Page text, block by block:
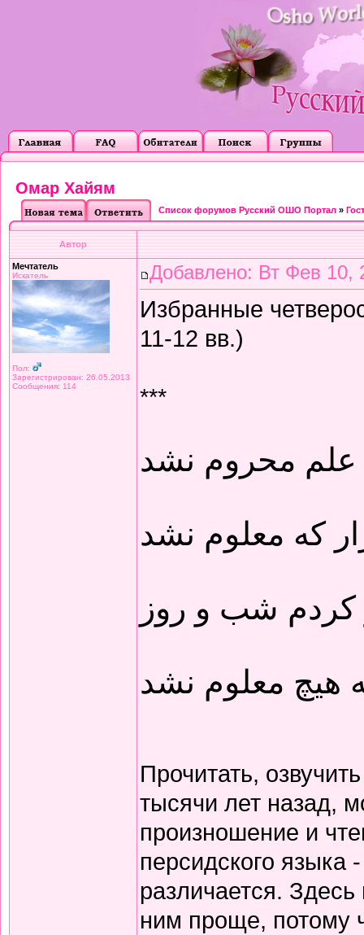
Омар Хайям
Список форумов Русский ОШО Портал »
Автор
Мечтатель
Искатель
Пол:
Зарегистрирован: 26.05.2013
Сообщения: 114
Добавлено: Вт Фев 10,
Избранные
11-12 вв.)
***
محروم نشد
که معلوم نشد
کردم شب و روز
هیچ معلوم نشد
Прочитать,
тысячи лет назад,
произношение и
персидского языка
различается.
ним проще, потому